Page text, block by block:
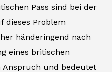
Pass sind bei der
dieses Problem
händeringend nach
eines britischen
Anspruch und bedeutet